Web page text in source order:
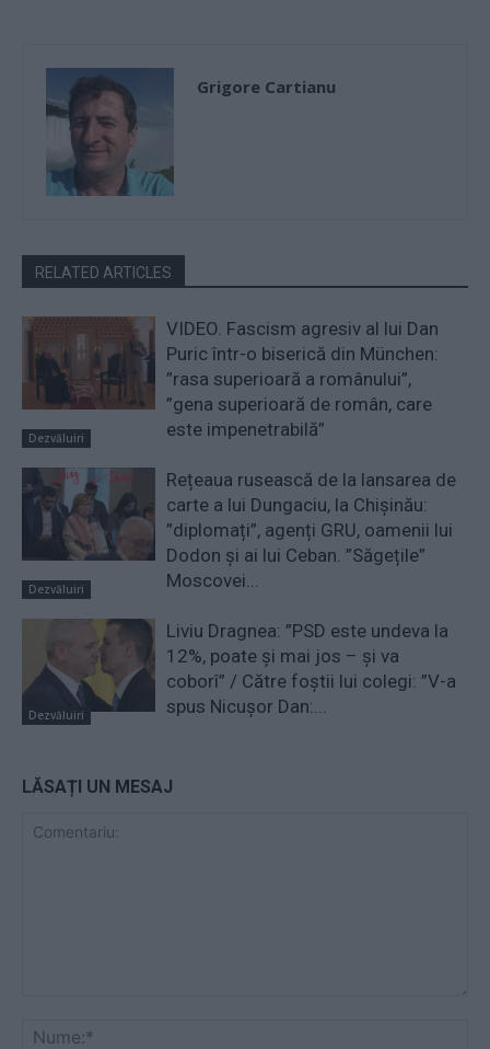
Grigore Cartianu
RELATED ARTICLES
Dezvăluiri
VIDEO. Fascism agresiv al lui Dan
Puric într-o biserică din München:
”rasa superioară a românului”,
”gena superioară de român, care
este impenetrabilă”
Dezvăluiri
Rețeaua rusească de la lansarea de
carte a lui Dungaciu, la Chișinău:
”diplomați”, agenți GRU, oamenii lui
Dodon și ai lui Ceban. ”Săgețile”
Moscovei...
Dezvăluiri
Liviu Dragnea: ”PSD este undeva la
12%, poate și mai jos – și va
coborî” / Către foștii lui colegi: ”V-a
spus Nicușor Dan:...
LĂSAȚI UN MESAJ